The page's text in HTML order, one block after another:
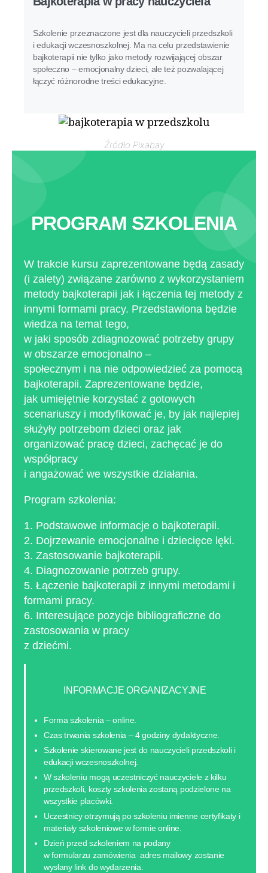
Szkolenie przeznaczone jest dla nauczycieli przedszkoli
i edukacji wczesnoszkolnej. Ma na celu przedstawienie
bajkoterapii nie tylko jako metody rozwijającej obszar
społeczno – emocjonalny dzieci, ale też pozwalającej
łączyć różnorodne treści edukacyjne.
Źródło Pixabay
PROGRAM SZKOLENIA
W trakcie kursu zaprezentowane będą zasady
(i zalety) związane zarówno z wykorzystaniem
metody bajkoterapii jak i łączenia tej metody z
innymi formami pracy. Przedstawiona będzie
wiedza na temat tego,
w jaki sposób zdiagnozować potrzeby grupy
w obszarze emocjonalno –
społecznym i na nie odpowiedzieć za pomocą
bajkoterapii. Zaprezentowane będzie,
jak umiejętnie korzystać z gotowych
scenariuszy i modyfikować je, by jak najlepiej
służyły potrzebom dzieci oraz jak
organizować pracę dzieci, zachęcać je do
współpracy
i angażować we wszystkie działania.
Program szkolenia:
1. Podstawowe informacje o bajkoterapii.
2. Dojrzewanie emocjonalne i dziecięce lęki.
3. Zastosowanie bajkoterapii.
4. Diagnozowanie potrzeb grupy.
5. Łączenie bajkoterapii z innymi metodami i
formami pracy.
6. Interesujące pozycje bibliograficzne do
zastosowania w pracy
z dziećmi.
INFORMACJE ORGANIZACYJNE
Forma szkolenia – online.
Czas trwania szkolenia – 4 godziny dydaktyczne.
Szkolenie skierowane jest do nauczycieli przedszkoli i
edukacji wczesnoszkolnej.
W szkoleniu mogą uczestniczyć nauczyciele z kilku
przedszkoli, koszty szkolenia zostaną podzielone na
wszystkie placówki.
Uczestnicy otrzymują po szkoleniu imienne certyfikaty i
materiały szkoleniowe w formie online.
Dzień przed szkoleniem na podany
w formularzu zamówienia adres mailowy zostanie
wysłany link do wydarzenia.